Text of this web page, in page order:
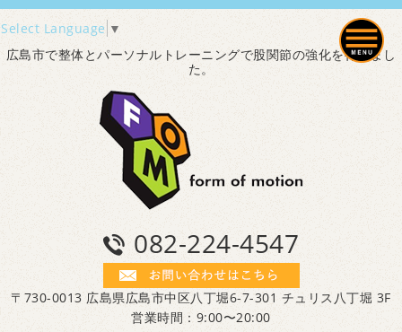
Select Language ▼
広島市で整体とパーソナルトレーニングで股関節の強化を行いまし
た。
082-224-4547
〒730-0013 広島県広島市中区八丁堀6-7-301 チュリス八丁堀 3F
営業時間：9:00〜20:00